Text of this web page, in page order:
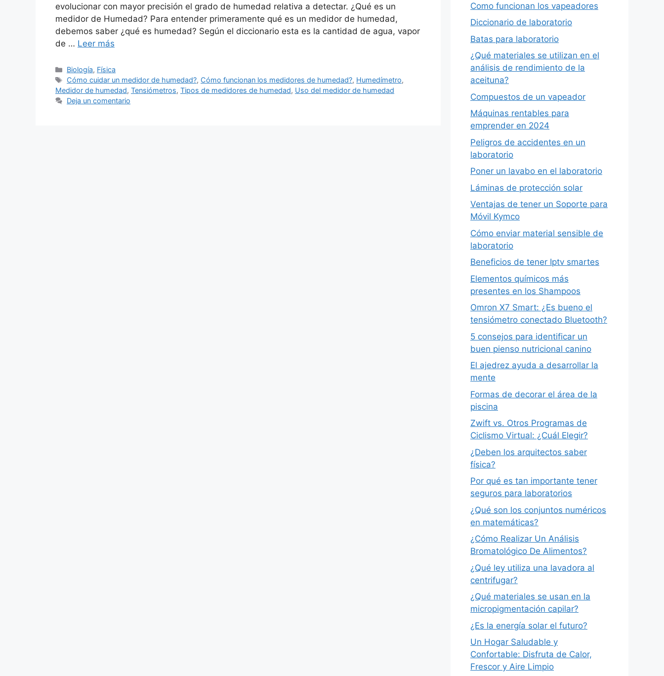
evolucionar con mayor precisión el grado de humedad relativa a detectar. ¿Qué es un
medidor de Humedad? Para entender primeramente qué es un medidor de humedad,
debemos saber ¿qué es humedad? Según el diccionario esta es la cantidad de agua, vapor
de … Leer más
Categorías
Biología, Física
Etiquetas
Cómo cuidar un medidor de humedad?, Cómo funcionan los medidores de humedad?, Humedímetro,
Medidor de humedad, Tensiómetros, Tipos de medidores de humedad, Uso del medidor de humedad
Deja un comentario
Como funcionan los vapeadores
Diccionario de laboratorio
Batas para laboratorio
¿Qué materiales se utilizan en el
análisis de rendimiento de la
aceituna?
Compuestos de un vapeador
Máquinas rentables para
emprender en 2024
Peligros de accidentes en un
laboratorio
Poner un lavabo en el laboratorio
Láminas de protección solar
Ventajas de tener un Soporte para
Móvil Kymco
Cómo enviar material sensible de
laboratorio
Beneficios de tener Iptv smartes
Elementos químicos más
presentes en los Shampoos
Omron X7 Smart: ¿Es bueno el
tensiómetro conectado Bluetooth?
5 consejos para identificar un
buen pienso nutricional canino
El ajedrez ayuda a desarrollar la
mente
Formas de decorar el área de la
piscina
Zwift vs. Otros Programas de
Ciclismo Virtual: ¿Cuál Elegir?
¿Deben los arquitectos saber
física?
Por qué es tan importante tener
seguros para laboratorios
¿Qué son los conjuntos numéricos
en matemáticas?
¿Cómo Realizar Un Análisis
Bromatológico De Alimentos?
¿Qué ley utiliza una lavadora al
centrifugar?
¿Qué materiales se usan en la
micropigmentación capilar?
¿Es la energía solar el futuro?
Un Hogar Saludable y
Confortable: Disfruta de Calor,
Frescor y Aire Limpio